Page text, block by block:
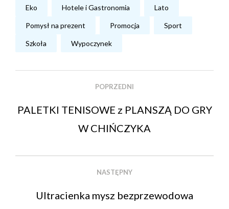
Eko Hotele i Gastronomia Lato
Pomysł na prezent Promocja Sport
Szkoła Wypoczynek
POPRZEDNI
PALETKI TENISOWE z PLANSZĄ DO GRY
W CHIŃCZYKA
NASTĘPNY
Ultracienka mysz bezprzewodowa